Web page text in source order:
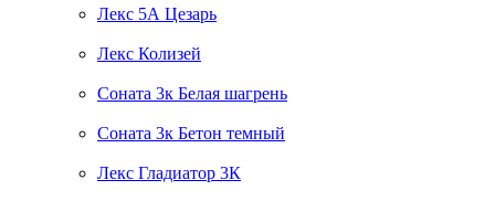
Лекс 5А Цезарь
Лекс Колизей
Соната 3к Белая шагрень
Соната 3к Бетон темный
Лекс Гладиатор 3К